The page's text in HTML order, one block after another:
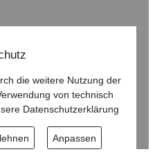
⇪
die weitere Nutzung der
von technisch
Datenschutzerklärung
Anpassen